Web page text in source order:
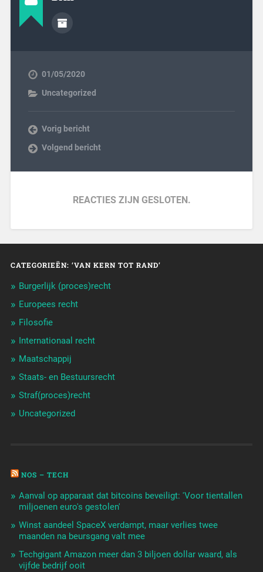
01/05/2020
Uncategorized
Vorig bericht
Volgend bericht
REACTIES ZIJN GESLOTEN.
CATEGORIEËN: ‘VAN KERN TOT RAND’
Burgerlijk (proces)recht
Europees recht
Filosofie
Internationaal recht
Maatschappij
Staats- en Bestuursrecht
Straf(proces)recht
Uncategorized
NOS – TECH
Aanval op apparaat dat bitcoins beveiligt: 'Voor tientallen
miljoenen euro's gestolen'
Winst aandeel SpaceX verdampt, maar verlies twee
maanden na beursgang valt mee
Techgigant Amazon meer dan 3 biljoen dollar waard, als
vijfde bedrijf ooit